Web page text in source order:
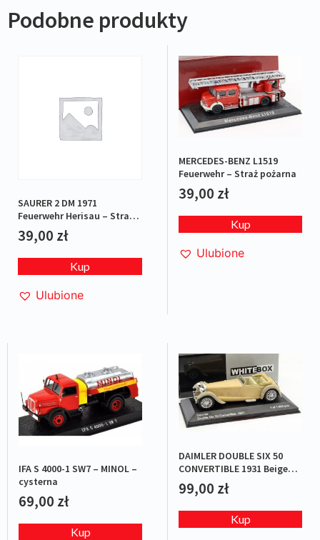
Podobne produkty
SAURER 2 DM 1971
Feuerwehr Herisau – Straż
pożarna
39,00 zł
Kup
Ulubione
MERCEDES-BENZ L1519
Feuerwehr – Straż pożarna
39,00 zł
Kup
Ulubione
IFA S 4000-1 SW7 – MINOL –
cysterna
69,00 zł
Kup
DAIMLER DOUBLE SIX 50
CONVERTIBLE 1931 Beige
L.E.1/1000
99,00 zł
Kup